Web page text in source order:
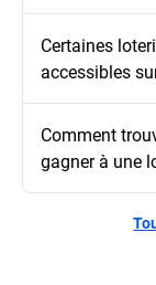
Certaines
accessibles
Comment
gagner à une